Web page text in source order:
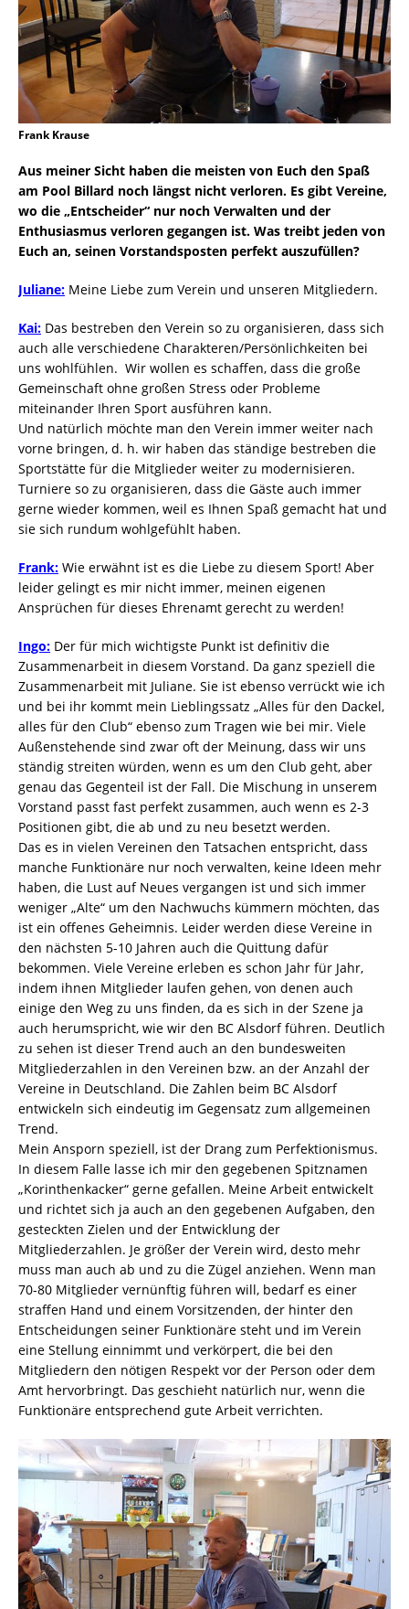
Frank Krause
Aus meiner Sicht haben die meisten von Euch den Spaß
am Pool Billard noch längst nicht verloren. Es gibt Vereine,
wo die „Entscheider“ nur noch Verwalten und der
Enthusiasmus verloren gegangen ist. Was treibt jeden von
Euch an, seinen Vorstandsposten perfekt auszufüllen?
Juliane: Meine Liebe zum Verein und unseren Mitgliedern.
Kai: Das bestreben den Verein so zu organisieren, dass sich
auch alle verschiedene Charakteren/Persönlichkeiten bei
uns wohlfühlen. Wir wollen es schaffen, dass die große
Gemeinschaft ohne großen Stress oder Probleme
miteinander Ihren Sport ausführen kann.
Und natürlich möchte man den Verein immer weiter nach
vorne bringen, d. h. wir haben das ständige bestreben die
Sportstätte für die Mitglieder weiter zu modernisieren.
Turniere so zu organisieren, dass die Gäste auch immer
gerne wieder kommen, weil es Ihnen Spaß gemacht hat und
sie sich rundum wohlgefühlt haben.
Frank: Wie erwähnt ist es die Liebe zu diesem Sport! Aber
leider gelingt es mir nicht immer, meinen eigenen
Ansprüchen für dieses Ehrenamt gerecht zu werden!
Ingo: Der für mich wichtigste Punkt ist definitiv die
Zusammenarbeit in diesem Vorstand. Da ganz speziell die
Zusammenarbeit mit Juliane. Sie ist ebenso verrückt wie ich
und bei ihr kommt mein Lieblingssatz „Alles für den Dackel,
alles für den Club“ ebenso zum Tragen wie bei mir. Viele
Außenstehende sind zwar oft der Meinung, dass wir uns
ständig streiten würden, wenn es um den Club geht, aber
genau das Gegenteil ist der Fall. Die Mischung in unserem
Vorstand passt fast perfekt zusammen, auch wenn es 2-3
Positionen gibt, die ab und zu neu besetzt werden.
Das es in vielen Vereinen den Tatsachen entspricht, dass
manche Funktionäre nur noch verwalten, keine Ideen mehr
haben, die Lust auf Neues vergangen ist und sich immer
weniger „Alte“ um den Nachwuchs kümmern möchten, das
ist ein offenes Geheimnis. Leider werden diese Vereine in
den nächsten 5-10 Jahren auch die Quittung dafür
bekommen. Viele Vereine erleben es schon Jahr für Jahr,
indem ihnen Mitglieder laufen gehen, von denen auch
einige den Weg zu uns finden, da es sich in der Szene ja
auch herumspricht, wie wir den BC Alsdorf führen. Deutlich
zu sehen ist dieser Trend auch an den bundesweiten
Mitgliederzahlen in den Vereinen bzw. an der Anzahl der
Vereine in Deutschland. Die Zahlen beim BC Alsdorf
entwickeln sich eindeutig im Gegensatz zum allgemeinen
Trend.
Mein Ansporn speziell, ist der Drang zum Perfektionismus.
In diesem Falle lasse ich mir den gegebenen Spitznamen
„Korinthenkacker“ gerne gefallen. Meine Arbeit entwickelt
und richtet sich ja auch an den gegebenen Aufgaben, den
gesteckten Zielen und der Entwicklung der
Mitgliederzahlen. Je größer der Verein wird, desto mehr
muss man auch ab und zu die Zügel anziehen. Wenn man
70-80 Mitglieder vernünftig führen will, bedarf es einer
straffen Hand und einem Vorsitzenden, der hinter den
Entscheidungen seiner Funktionäre steht und im Verein
eine Stellung einnimmt und verkörpert, die bei den
Mitgliedern den nötigen Respekt vor der Person oder dem
Amt hervorbringt. Das geschieht natürlich nur, wenn die
Funktionäre entsprechend gute Arbeit verrichten.